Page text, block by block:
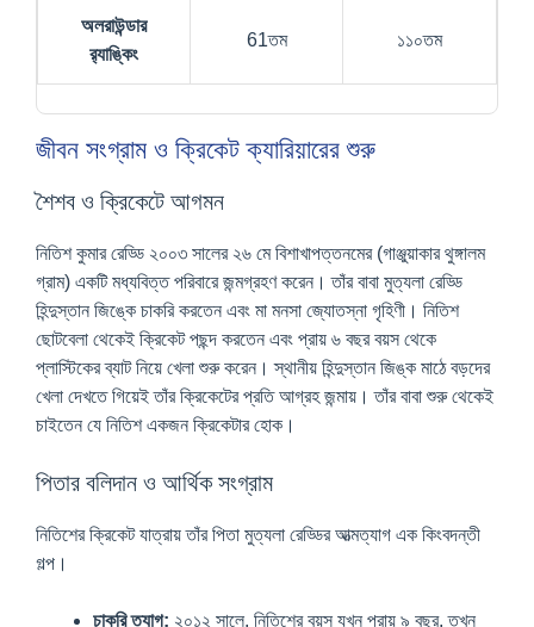
অলরাউন্ডার
র‍্যাঙ্কিং
61তম ১১০তম
জীবন সংগ্রাম ও ক্রিকেট ক্যারিয়ারের শুরু
শৈশব ও ক্রিকেটে আগমন
নিতিশ কুমার রেড্ডি ২০০৩ সালের ২৬ মে বিশাখাপত্তনমের (গাঞ্জুয়াকার থুঙ্গালম
গ্রাম) একটি মধ্যবিত্ত পরিবারে জন্মগ্রহণ করেন। তাঁর বাবা মুত্যলা রেড্ডি
হিন্দুস্তান জিঙ্কে চাকরি করতেন এবং মা মনসা জ্যোতস্না গৃহিণী। নিতিশ
ছোটবেলা থেকেই ক্রিকেট পছন্দ করতেন এবং প্রায় ৬ বছর বয়স থেকে
প্লাস্টিকের ব্যাট নিয়ে খেলা শুরু করেন। স্থানীয় হিন্দুস্তান জিঙ্ক মাঠে বড়দের
খেলা দেখতে গিয়েই তাঁর ক্রিকেটের প্রতি আগ্রহ জন্মায়। তাঁর বাবা শুরু থেকেই
চাইতেন যে নিতিশ একজন ক্রিকেটার হোক।
পিতার বলিদান ও আর্থিক সংগ্রাম
নিতিশের ক্রিকেট যাত্রায় তাঁর পিতা মুত্যলা রেড্ডির আত্মত্যাগ এক কিংবদন্তী
গল্প।
চাকরি ত্যাগ: ২০১২ সালে, নিতিশের বয়স যখন প্রায় ৯ বছর, তখন